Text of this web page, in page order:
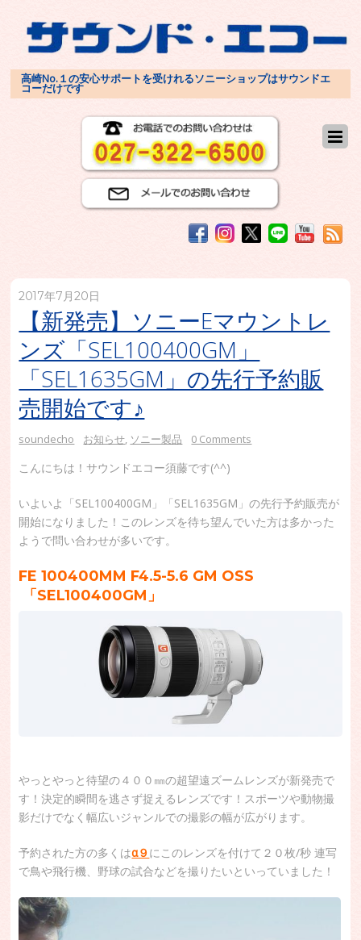
高崎No.１の安心サポートを受けれるソニーショップはサウンドエ
コーだけです
2017年7月20日
【新発売】ソニーEマウントレ
ンズ「SEL100400GM」
「SEL1635GM」の先行予約販
売開始です♪
soundecho お知らせ, ソニー製品 0 Comments
こんにちは！サウンドエコー須藤です(^^)
いよいよ「SEL100400GM」「SEL1635GM」の先行予約販売が
開始になりました！このレンズを待ち望んでいた方は多かった
ようで問い合わせが多いです。
FE 100400MM F4.5-5.6 GM OSS
「SEL100400GM」
やっとやっと待望の４００㎜の超望遠ズームレンズが新発売で
す！決定的瞬間を逃さず捉えるレンズです！スポーツや動物撮
影だけでなく幅広いジャンルでの撮影の幅が広がります。
予約された方の多くはα９にこのレンズを付けて２０枚/秒 連写
で鳥や飛行機、野球の試合などを撮りたいといっていました！